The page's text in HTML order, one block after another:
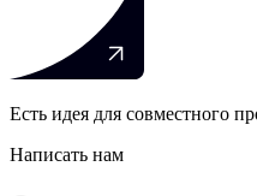
Есть идея для совместного
Написать нам